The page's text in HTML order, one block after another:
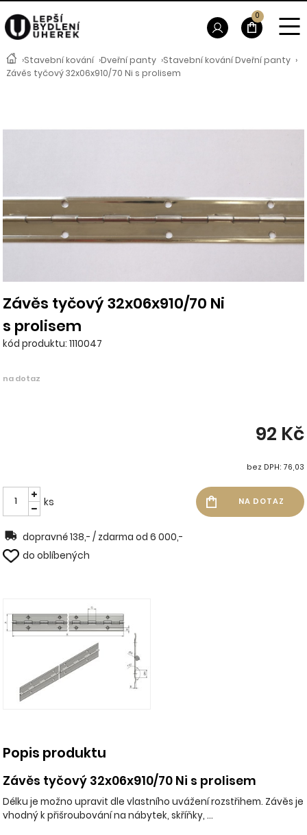
›Stavební kování ›Dveřní panty ›Stavební kování Dveřní panty ›
Závěs tyčový 32x06x910/70 Ni s prolisem
Závěs tyčový 32x06x910/70 Ni
s prolisem
kód produktu: 1110047
na dotaz
92 Kč
bez DPH: 76,03
ks
dopravné 138,- / zdarma od 6 000,-
do oblíbených
Popis produktu
Závěs tyčový 32x06x910/70 Ni s prolisem
Délku je možno upravit dle vlastního uvážení rozstřihem. Závěs je
vhodný k přišroubování na nábytek, skříňky, ...
0